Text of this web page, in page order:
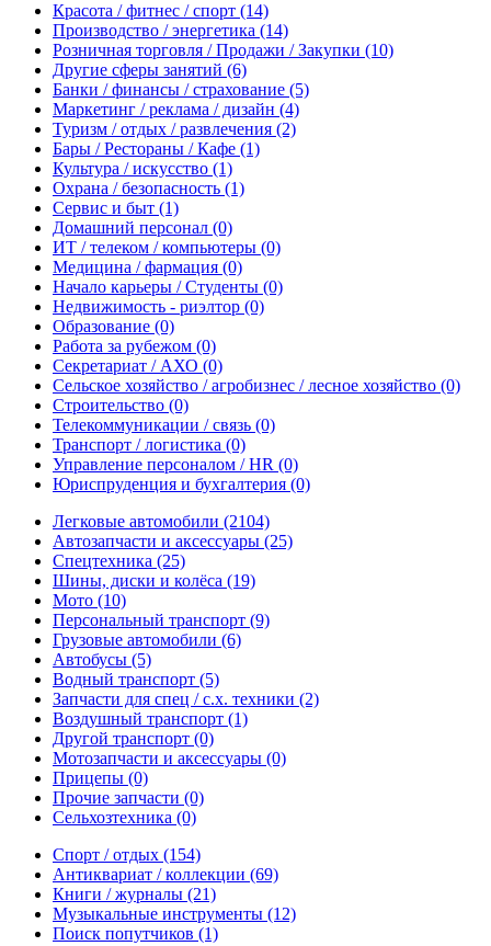
Красота / фитнес / спорт (14)
Производство / энергетика (14)
Розничная торговля / Продажи / Закупки (10)
Другие сферы занятий (6)
Банки / финансы / страхование (5)
Маркетинг / реклама / дизайн (4)
Туризм / отдых / развлечения (2)
Бары / Рестораны / Кафе (1)
Культура / искусство (1)
Охрана / безопасность (1)
Сервис и быт (1)
Домашний персонал (0)
ИТ / телеком / компьютеры (0)
Медицина / фармация (0)
Начало карьеры / Студенты (0)
Недвижимость - риэлтор (0)
Образование (0)
Работа за рубежом (0)
Секретариат / АХО (0)
Сельское хозяйство / агробизнес / лесное хозяйство (0)
Строительство (0)
Телекоммуникации / связь (0)
Транспорт / логистика (0)
Управление персоналом / HR (0)
Юриспруденция и бухгалтерия (0)
Легковые автомобили (2104)
Автозапчасти и аксессуары (25)
Спецтехника (25)
Шины, диски и колёса (19)
Мото (10)
Персональный транспорт (9)
Грузовые автомобили (6)
Автобусы (5)
Водный транспорт (5)
Запчасти для спец / с.х. техники (2)
Воздушный транспорт (1)
Другой транспорт (0)
Мотозапчасти и аксессуары (0)
Прицепы (0)
Прочие запчасти (0)
Сельхозтехника (0)
Спорт / отдых (154)
Антиквариат / коллекции (69)
Книги / журналы (21)
Музыкальные инструменты (12)
Поиск попутчиков (1)